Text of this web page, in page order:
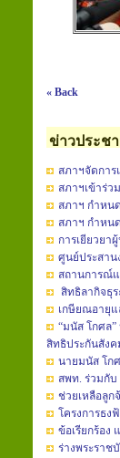
« Back
ข่าวประช
สภาฯจัดการ
สภาฯเข้าร่ว
สภาฯ กำหน
สภาฯ กำหน
การเยียวยา
ศูนย์ประสาน
สถานการณ์
สิทธิลากิจธุ
เกษียณอายุ
“มนัส โกศล
สิทธิประกันสังค
นายมนัส โก
สพท. ร่วมกับ
ช่วยเหลือลูก
โครงการธง
ข้อเรียกร้อง
ร่างพระรา